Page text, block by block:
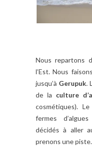
Nous repartons
l’Est. Nous
jusqu’à Gerupuk.
de la culture
cosmétiques).
fermes
décidés à aller
prenons une